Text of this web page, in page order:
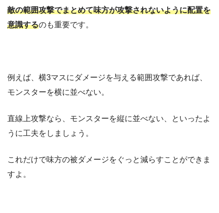
敵の範囲攻撃でまとめて味方が攻撃されないように配置を
意識するのも重要です。
例えば、横3マスにダメージを与える範囲攻撃であれば、
モンスターを横に並べない。
直線上攻撃なら、モンスターを縦に並べない、といったよ
うに工夫をしましょう。
これだけで味方の被ダメージをぐっと減らすことができま
すよ。